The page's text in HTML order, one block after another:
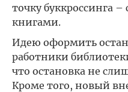
точку буккроссинга
книгами.
Идею оформить
работники
что остановка не
Кроме того, новый